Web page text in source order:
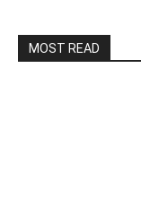
MOST READ